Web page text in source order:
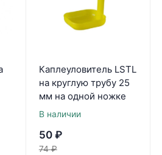
Каплеуловитель LSTL
на круглую трубу 25
мм на одной ножке
В наличии
50 ₽
74 ₽